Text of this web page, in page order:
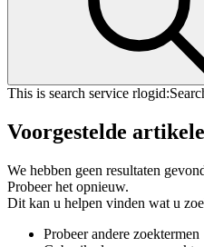
This is search service rlogid:
Voorgestelde
We hebben geen resultaten
Probeer het opnieuw.
Dit kan u helpen vinden wat u
Probeer andere zoektermen